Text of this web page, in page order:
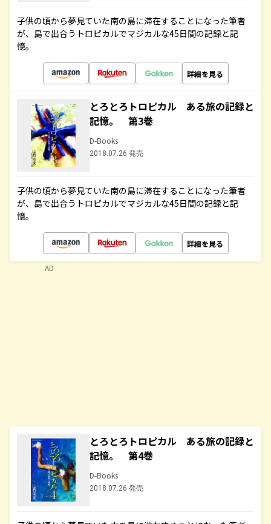
子供の頃から夢見ていた南の島に滞在することになった筆者
が、島で出合うトロピカルでマジカルな45日間の記録と記
憶。
詳細を見る
とろとろトロピカル ある旅の記録と
記憶。 第3巻
D-Books
2018.07.26 発売
子供の頃から夢見ていた南の島に滞在することになった筆者
が、島で出合うトロピカルでマジカルな45日間の記録と記
憶。
詳細を見る
とろとろトロピカル ある旅の記録と
記憶。 第4巻
D-Books
2018.07.26 発売
AD